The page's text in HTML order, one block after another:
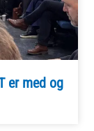
er med og